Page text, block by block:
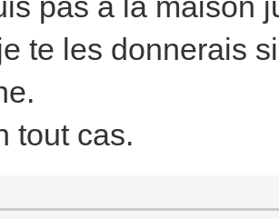
te les donnerais
tout cas.